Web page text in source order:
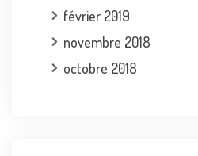
février 2019
novembre 2018
octobre 2018